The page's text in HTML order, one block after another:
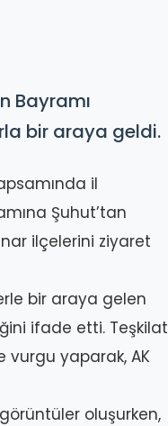
Bayramı
bir araya geldi.
il
Şuhut’tan
ilçelerini ziyaret
bir araya gelen
ifade etti. Teşkilat
vurgu yaparak, AK
oluşurken,